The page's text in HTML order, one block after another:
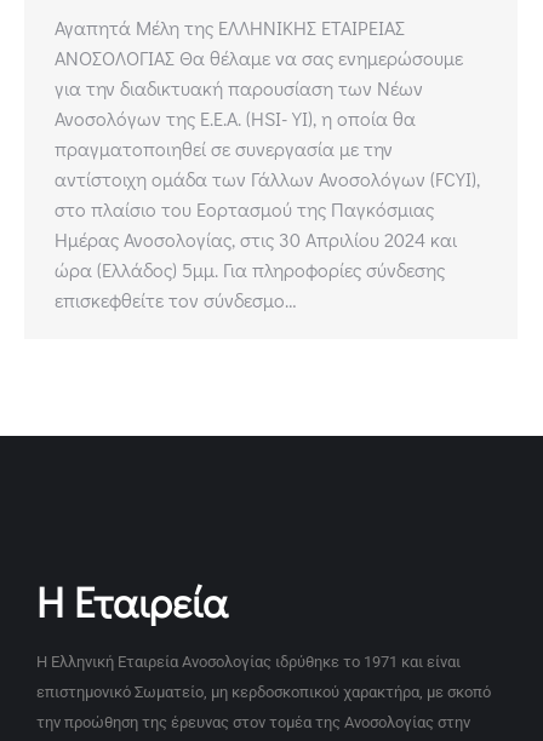
Αγαπητά Μέλη της ΕΛΛΗΝΙΚΗΣ ΕΤΑΙΡΕΙΑΣ
ΑΝΟΣΟΛΟΓΙΑΣ Θα θέλαμε να σας ενημερώσουμε
για την διαδικτυακή παρουσίαση των Νέων
Ανοσολόγων της Ε.Ε.Α. (HSI-YI), η οποία θα
πραγματοποιηθεί σε συνεργασία με την
αντίστοιχη ομάδα των Γάλλων Ανοσολόγων (FCYI),
στο πλαίσιο του Εορτασμού της Παγκόσμιας
Ημέρας Ανοσολογίας, στις 30 Απριλίου 2024 και
ώρα (Ελλάδος) 5μμ. Για πληροφορίες σύνδεσης
επισκεφθείτε τον σύνδεσμο…
Η Εταιρεία
Η Ελληνική Εταιρεία Ανοσολογίας ιδρύθηκε το 1971 και είναι
επιστημονικό Σωματείο, μη κερδοσκοπικού χαρακτήρα, με σκοπό
την προώθηση της έρευνας στον τομέα της Ανοσολογίας στην